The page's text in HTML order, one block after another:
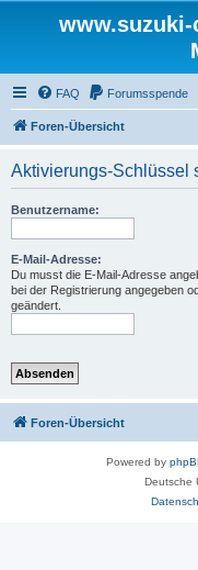
FAQ Forumsspende
Foren-Übersicht
Aktivierungs-Schlüssel
Benutzername:
E-Mail-Adresse:
Du musst die E-Mail-Adresse
bei der Registrierung angegeben
geändert.
Foren-Übersicht
Powered by
Deutsche